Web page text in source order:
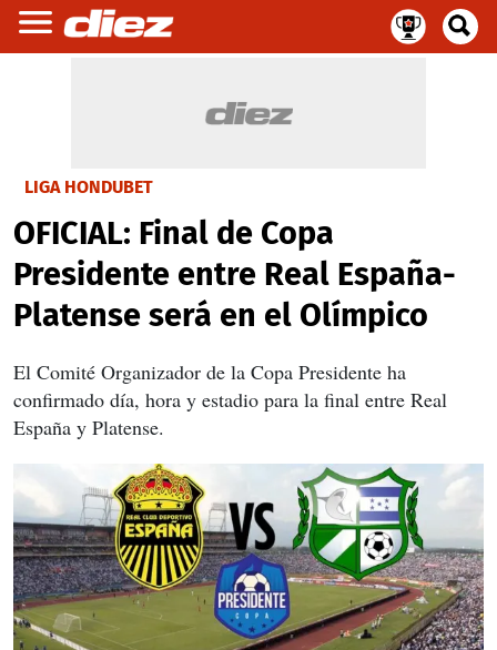
LIGA HONDUBET
OFICIAL: Final de Copa
Presidente entre Real España-
Platense será en el Olímpico
El Comité Organizador de la Copa Presidente ha
confirmado día, hora y estadio para la final entre Real
España y Platense.